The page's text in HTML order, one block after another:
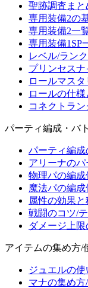
聖跡調査まと
専用装備2の
専用装備2一
専用装備1SP
レベル/ラン
プリンセス
ロールマス
ロールの仕
コネクトラ
パーティ編成・バ
パーティ編成
アリーナのパ
物理パの編成
魔法パの編
属性の効果と
戦闘のコツ/
ダメージ上限
アイテムの集め方/
ジュエルの使
マナの集め